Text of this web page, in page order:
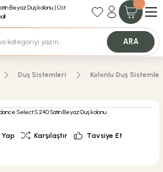
35+ Yıllık Tecrübe
Fiyatlar için Bizden Teklif Alabilirsiniz.
ARA
Duş Sistemleri Kolonlu Duş
Karşılaştır
Tavsiye Et